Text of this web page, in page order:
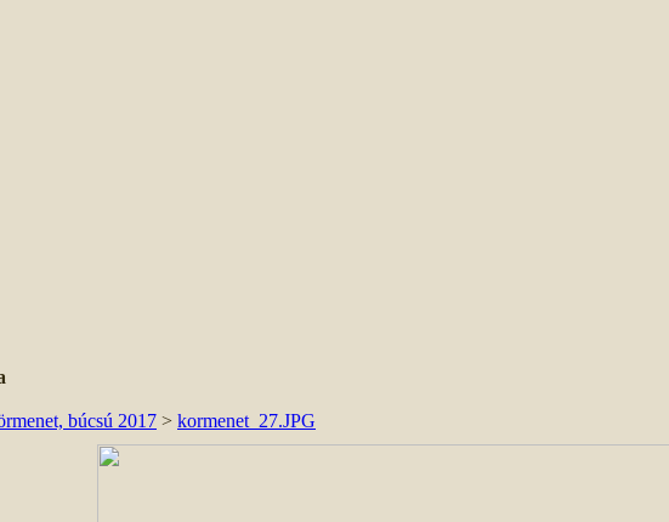
búcsú 2017 > kormenet_27.JPG